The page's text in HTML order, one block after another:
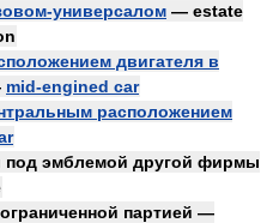
универсалом — estate
двигателя в
mid-engined car
расположением
эмблемой другой фирмы
партией —